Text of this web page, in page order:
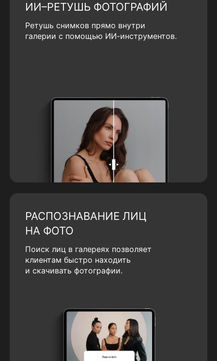
ИИ–РЕТУШЬ ФОТОГРАФИЙ
Ретушь снимков прямо внутри
галерии с помощью ИИ-инструментов.
РАСПОЗНАВАНИЕ ЛИЦ
НА ФОТО
Поиск лиц в галереях позволяет
клиентам быстро находить
и скачивать фотографии.